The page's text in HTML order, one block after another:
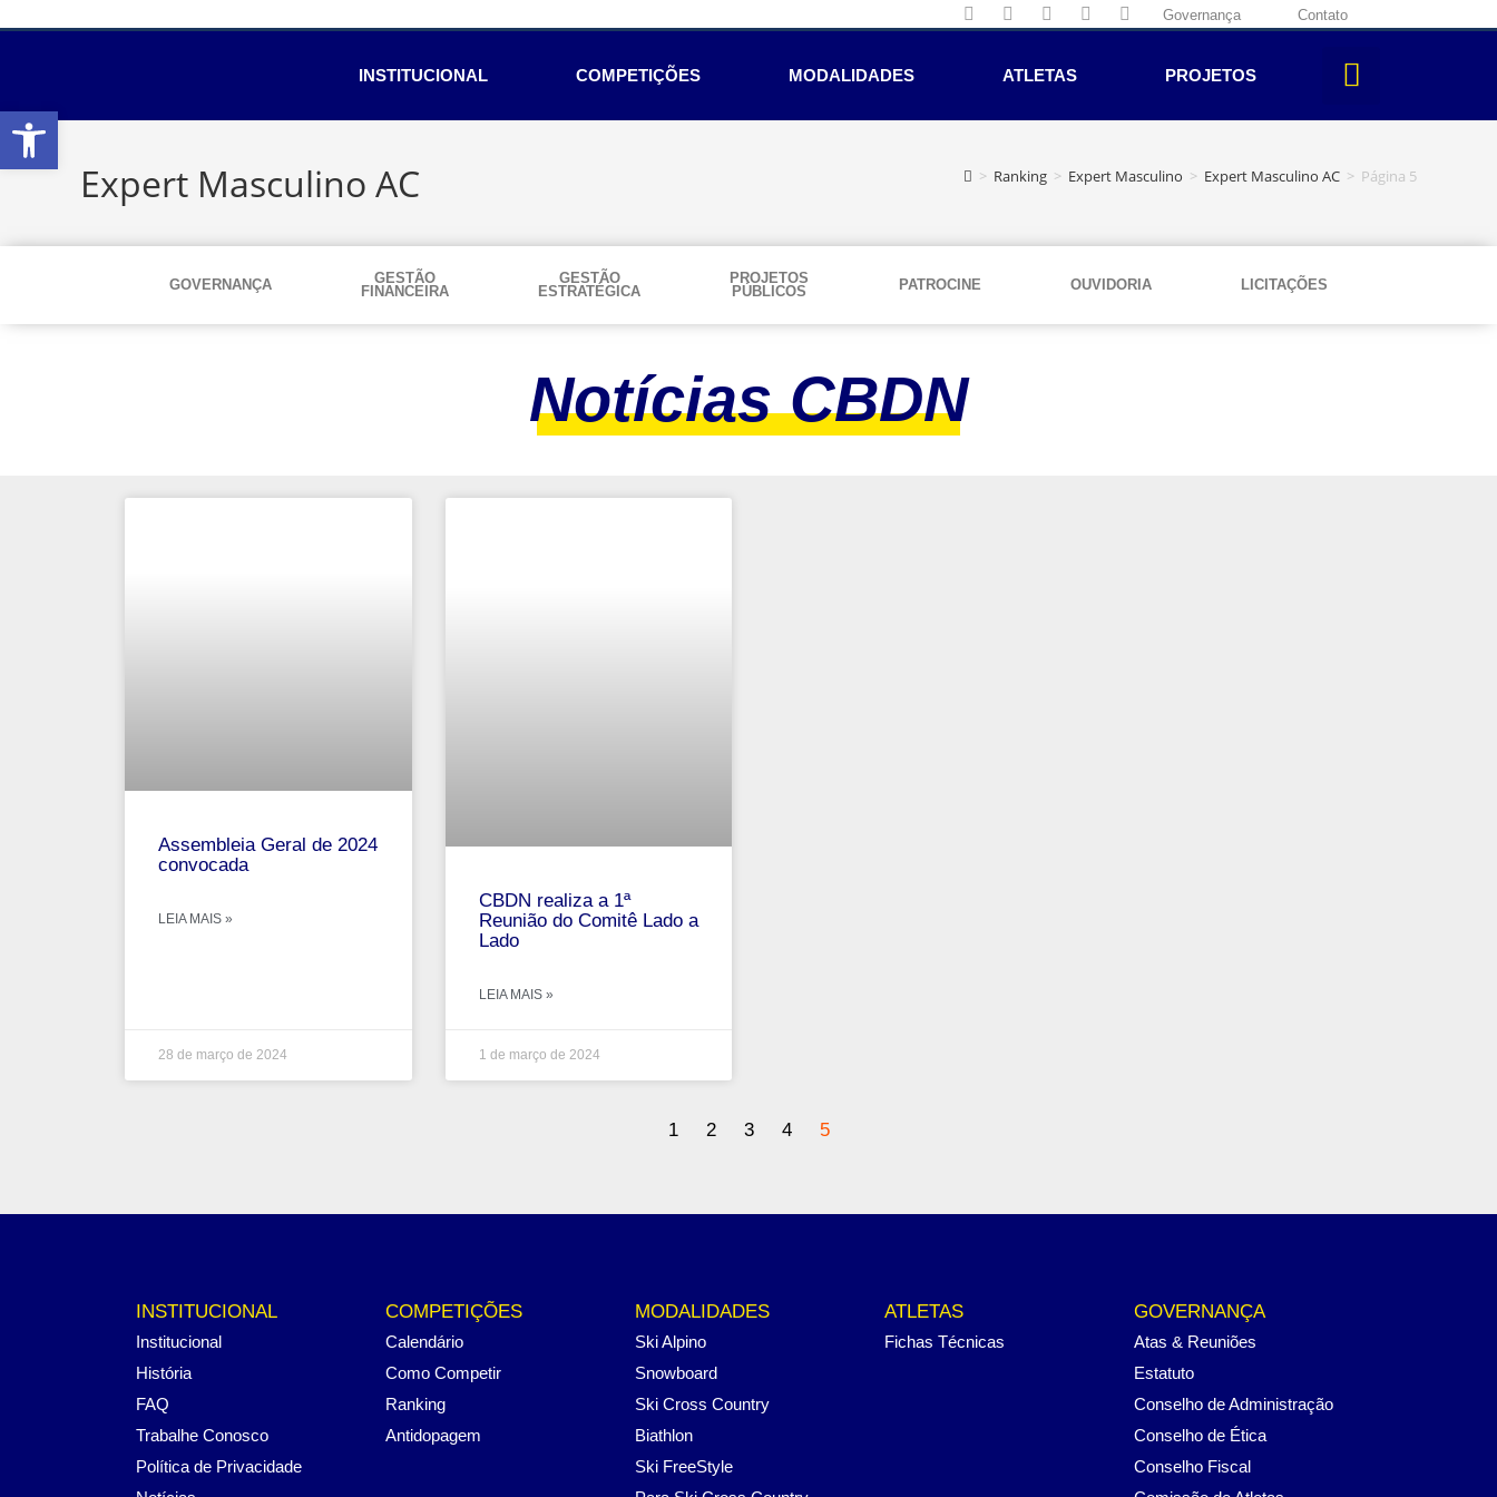
Governança Contato
INSTITUCIONAL COMPETIÇÕES MODALIDADES ATLETAS PROJETOS
Expert Masculino AC > Ranking > Expert Masculino > Expert Masculino AC > Página 5
GOVERNANÇA
GESTÃO
FINANCEIRA
GESTÃO
ESTRATÉGICA
PROJETOS
PÚBLICOS
PATROCINE OUVIDORIA LICITAÇÕES
Notícias CBDN
Assembleia Geral de 2024
convocada
LEIA MAIS »
28 de março de 2024
CBDN realiza a 1ª
Reunião do Comitê Lado a
Lado
LEIA MAIS »
1 de março de 2024
1 2 3 4 5
INSTITUCIONAL
Institucional
História
FAQ
Trabalhe Conosco
Política de Privacidade
COMPETIÇÕES
Calendário
Como Competir
Ranking
Antidopagem
MODALIDADES
Ski Alpino
Snowboard
Ski Cross Country
Biathlon
Ski FreeStyle
ATLETAS
Fichas Técnicas
GOVERNANÇA
Atas & Reuniões
Estatuto
Conselho de Administração
Conselho de Ética
Conselho Fiscal
Abrir a barra de ferramentas